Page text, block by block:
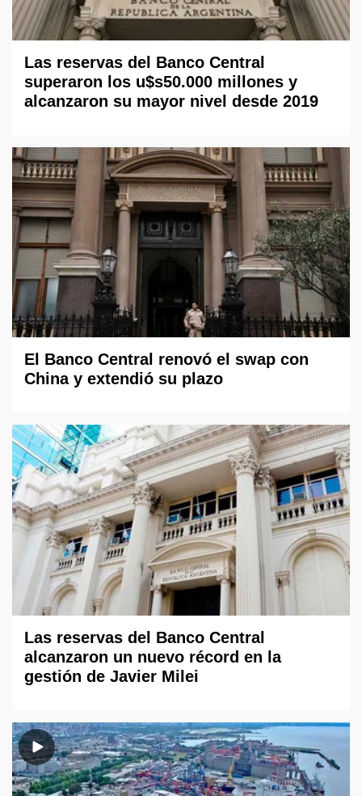
Las reservas del Banco Central
superaron los u$s50.000 millones y
alcanzaron su mayor nivel desde 2019
El Banco Central renovó el swap con
China y extendió su plazo
Las reservas del Banco Central
alcanzaron un nuevo récord en la
gestión de Javier Milei